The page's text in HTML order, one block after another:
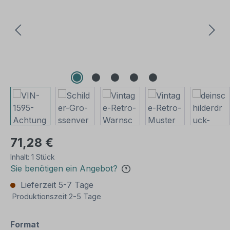
71,28 €
Inhalt: 1 Stück
Sie benötigen ein Angebot?
Lieferzeit 5-7 Tage
Produktionszeit 2-5 Tage
Format